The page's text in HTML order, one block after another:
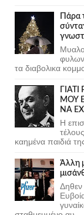
Πάρα
Μυαλο
τα διαβολικα
ΜΟΥ
ΝΑ
Η
καημένα παιδιά
Άλλη